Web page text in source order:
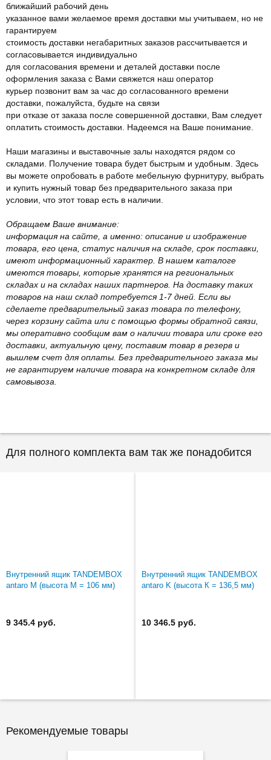
ближайший рабочий день
указанное вами желаемое время доставки мы учитываем, но не
гарантируем
стоимость доставки негабаритных заказов рассчитывается и
согласовывается индивидуально
для согласования времени и деталей доставки после
оформления заказа с Вами свяжется наш оператор
курьер позвонит вам за час до согласованного времени
доставки, пожалуйста, будьте на связи
при отказе от заказа после совершенной доставки, Вам следует
оплатить стоимость доставки. Надеемся на Ваше понимание.
Наши магазины и выставочные залы находятся рядом со
складами. Получение товара будет быстрым и удобным. Здесь
вы можете опробовать в работе мебельную фурнитуру, выбрать
и купить нужный товар без предварительного заказа при
условии, что этот товар есть в наличии.
Обращаем Ваше внимание:
информация на сайте, а именно: описание и изображение
товара, его цена, статус наличия на складе, срок поставки,
имеют информационный характер. В нашем каталоге
имеются товары, которые хранятся на региональных
складах и на складах наших партнеров. На доставку таких
товаров на наш склад потребуется 1-7 дней. Если вы
сделаете предварительный заказ товара по телефону,
через корзину сайта или с помощью формы обратной связи,
мы оперативно сообщим вам о наличии товара или сроке его
доставки, актуальную цену, поставим товар в резерв и
вышлем счет для оплаты. Без предварительного заказа мы
не гарантируем наличие товара на конкретном складе для
самовывоза.
Для полного комплекта вам так же понадобится
Внутренний ящик TANDEMBOX
antaro M (высота М = 106 мм)
9 345.4 руб.
Внутренний ящик TANDEMBOX
antaro K (высота К = 136,5 мм)
10 346.5 руб.
Рекомендуемые товары